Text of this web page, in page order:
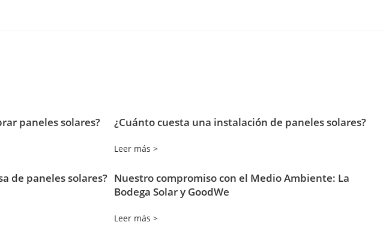
paneles solares? ¿Cuánto cuesta una instalación de paneles solares?
Leer más >
de paneles solares? Nuestro compromiso con el Medio Ambiente: La
Bodega Solar y GoodWe
Leer más >